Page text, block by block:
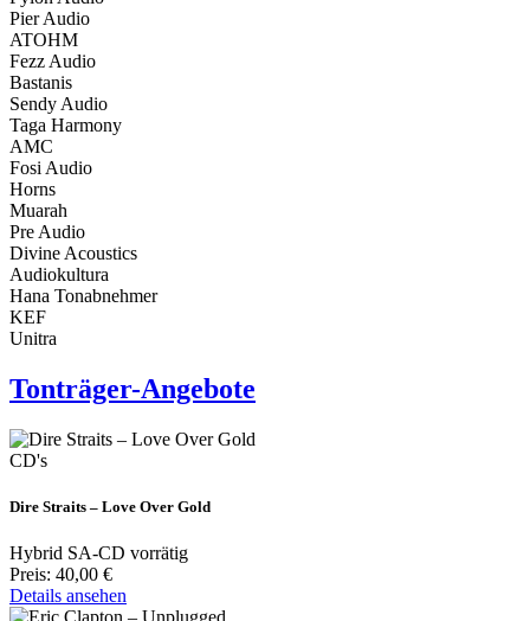
Pier Audio
ATOHM
Fezz Audio
Bastanis
Sendy Audio
Taga Harmony
AMC
Fosi Audio
Horns
Muarah
Pre Audio
Divine Acoustics
Audiokultura
Hana Tonabnehmer
KEF
Unitra
Tonträger-Angebote
CD's
Dire Straits – Love Over Gold
Hybrid SA-CD vorrätig
Preis: 40,00 €
Details ansehen